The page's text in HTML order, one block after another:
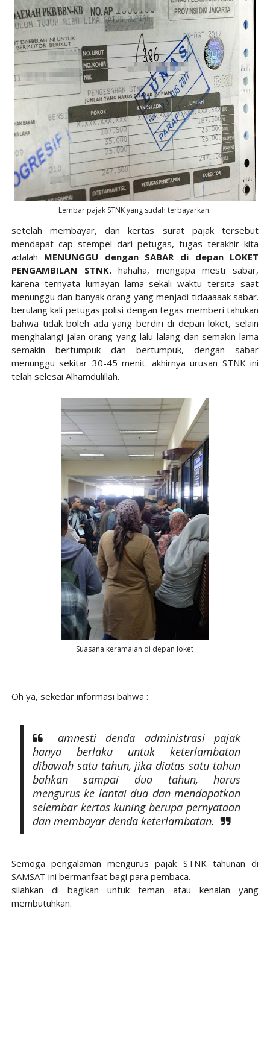
Lembar pajak STNK yang sudah terbayarkan.
setelah membayar, dan kertas surat pajak tersebut
mendapat cap stempel dari petugas, tugas terakhir kita
adalah MENUNGGU dengan SABAR di depan LOKET
PENGAMBILAN STNK.hahaha, mengapa mesti sabar,
karena ternyata lumayan lama sekali waktu tersita saat
menunggu dan banyak orang yang menjadi tidaaaaak sabar.
berulang kali petugas polisi dengan tegas memberi tahukan
bahwa tidak boleh ada yang berdiri di depan loket, selain
menghalangi jalan orang yang lalu lalang dan semakin lama
semakin bertumpuk dan bertumpuk, dengan sabar
menunggu sekitar 30-45 menit. akhirnya urusan STNK ini
telah selesai Alhamdulillah.
Suasana keramaian di depan loket
Oh ya, sekedar informasi bahwa :
amnesti denda administrasi pajak
hanya berlaku untuk keterlambatan
dibawah satu tahun, jika diatas satu tahun
bahkan sampai dua tahun, harus
mengurus ke lantai dua dan mendapatkan
selembar kertas kuning berupa pernyataan
dan membayar denda keterlambatan.
Semoga pengalaman mengurus pajak STNK tahunan di
SAMSAT ini bermanfaat bagi para pembaca.
silahkan di bagikan untuk teman atau kenalan yang
membutuhkan.